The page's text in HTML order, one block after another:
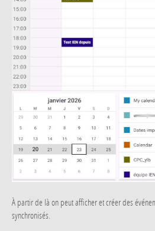
À partir de là on peut afficher et créer des
synchronisés.